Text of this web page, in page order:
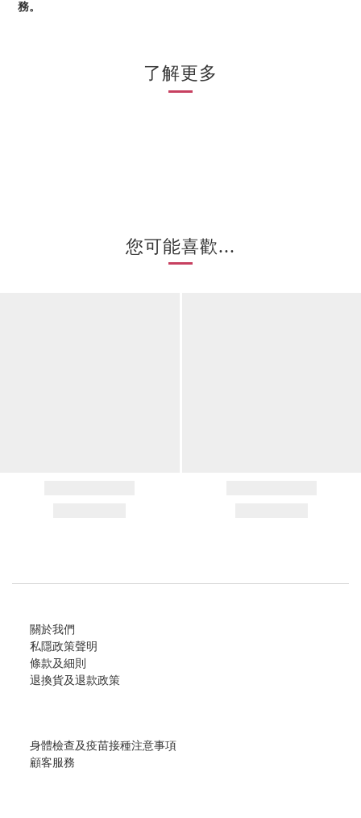
務。
了解更多
您可能喜歡...
關於我們
私隱政策聲明
條款及細則
退換貨及退款政策
身體檢查及疫苗接種注意事項
顧客服務